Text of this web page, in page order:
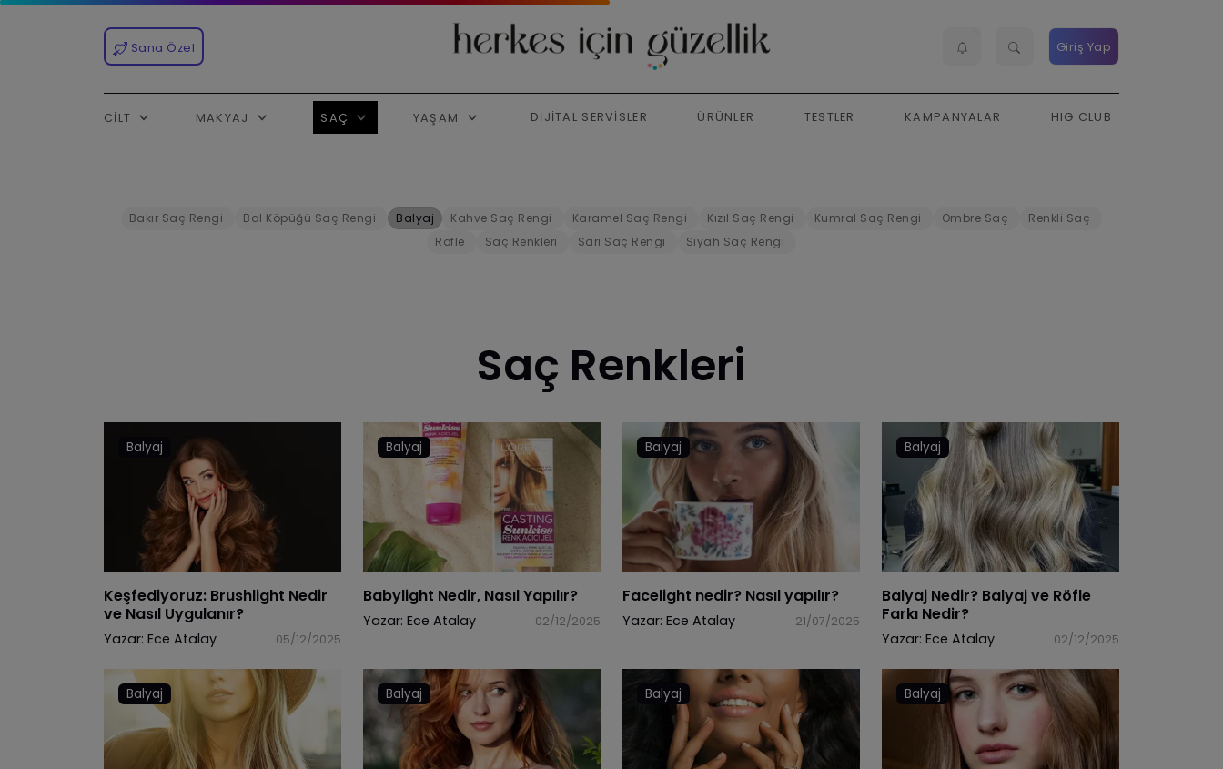
Sana Özel Giriş Yap
CILT MAKYAJ SAÇ YAŞAM DIJITAL SERVISLER ÜRÜNLER TESTLER KAMPANYALAR HIG CLUB
Bakır Saç Rengi Bal Köpüğü Saç Rengi Balyaj Kahve Saç Rengi Karamel Saç Rengi Kızıl Saç Rengi Kumral Saç Rengi Ombre Saç
Renkli Saç
Röfle
Saç Renkleri Sarı Saç Rengi Siyah Saç Rengi
Saç Renkleri
Balyaj
Keşfediyoruz: Brushlight Nedir
ve Nasıl Uygulanır?
Yazar: Ece Atalay 05/12/2025
Balyaj
Babylight Nedir, Nasıl Yapılır?
Yazar: Ece Atalay 02/12/2025
Balyaj
Facelight nedir? Nasıl yapılır?
Yazar: Ece Atalay 21/07/2025
Balyaj
Balyaj Nedir? Balyaj ve Röfle
Farkı Nedir?
Yazar: Ece Atalay 02/12/2025
Balyaj Balyaj Balyaj Balyaj